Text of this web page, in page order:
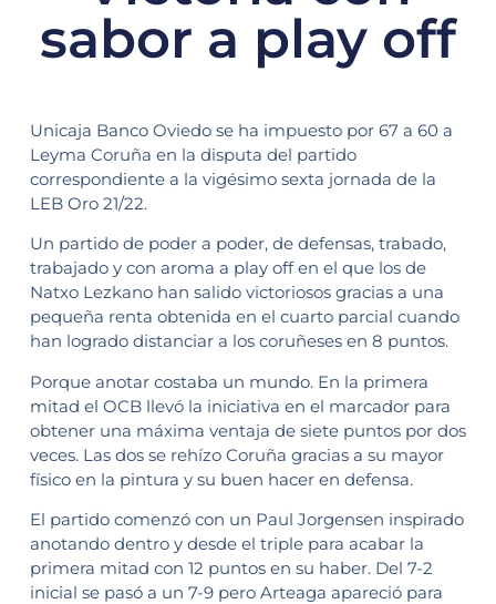
sabor a play off
Unicaja Banco Oviedo se ha impuesto por 67 a 60 a
Leyma Coruña en la disputa del partido
correspondiente a la vigésimo sexta jornada de la
LEB Oro 21/22.
Un partido de poder a poder, de defensas, trabado,
trabajado y con aroma a play off en el que los de
Natxo Lezkano han salido victoriosos gracias a una
pequeña renta obtenida en el cuarto parcial cuando
han logrado distanciar a los coruñeses en 8 puntos.
Porque anotar costaba un mundo. En la primera
mitad el OCB llevó la iniciativa en el marcador para
obtener una máxima ventaja de siete puntos por dos
veces. Las dos se rehízo Coruña gracias a su mayor
físico en la pintura y su buen hacer en defensa.
El partido comenzó con un Paul Jorgensen inspirado
anotando dentro y desde el triple para acabar la
primera mitad con 12 puntos en su haber. Del 7-2
inicial se pasó a un 7-9 pero Arteaga apareció para